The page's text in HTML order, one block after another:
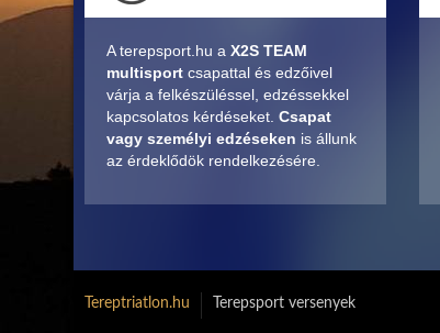
A terepsport.hu a X2S TEAM
multisport csapattal és edzőivel
várja a felkészüléssel, edzéssekkel
kapcsolatos kérdéseket. Csapat
vagy személyi edzéseken is állunk
az érdeklődök rendelkezésére.
Tereptriatlon.hu Terepsport versenyek